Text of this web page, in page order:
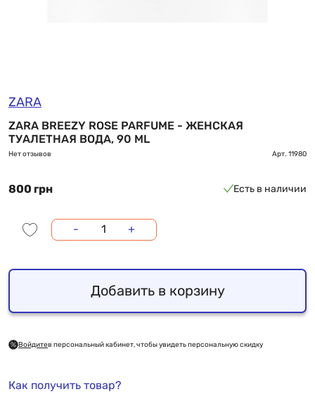
ZARA
ZARA BREEZY ROSE PARFUME - ЖЕНСКАЯ
ТУАЛЕТНАЯ ВОДА, 90 ML
Нет отзывов Арт. 11980
800 грн Есть в наличии
- +
Добавить в корзину
Войдитев персональный кабинет, чтобы увидеть персональную скидку
Как получить товар?